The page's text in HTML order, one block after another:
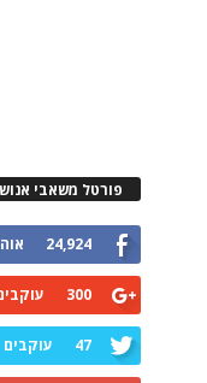
פורטל משאבי
24,924
300
47 עוקבים